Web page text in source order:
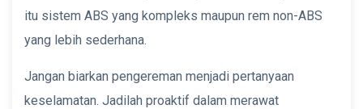
itu sistem ABS yang kompleks maupun rem non-ABS
yang lebih sederhana.
Jangan biarkan pengereman menjadi pertanyaan
keselamatan. Jadilah proaktif dalam merawat